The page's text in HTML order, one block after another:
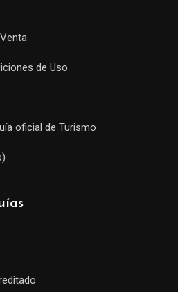
de Uso
oficial de Turismo